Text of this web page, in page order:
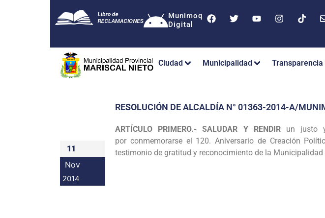
Munimoq
Digital
Ciudad Municipalidad Transparencia
11
Nov
2014
RESOLUCIÓN DE ALCALDÍA N° 01363-2014-A/
ARTÍCULO PRIMERO.- SALUDAR Y RENDIRun justo
por conmemorarse el 120. Aniversario de Creación
testimonio de gratitud y reconocimiento de la Municipalidad